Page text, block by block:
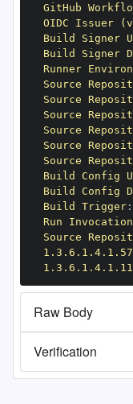
GitHub
OIDC Issuer
Build Signer
Build Signer
Runner
Source
Source
Source
Source
Source
Source
Build Config
Build Config
Build Trigger:
Run
Source
Raw Body
Verification